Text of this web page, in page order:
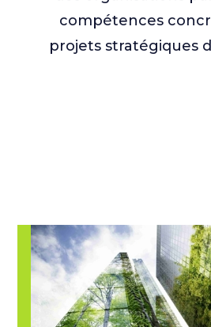
compétences
projets stratégiques